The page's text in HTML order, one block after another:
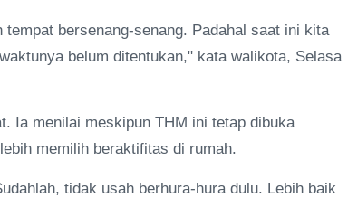
bersenang-senang. Padahal saat ini kita
belum ditentukan," kata walikota, Selasa
Ia menilai meskipun THM ini tetap dibuka
memilih beraktifitas di rumah.
tidak usah berhura-hura dulu. Lebih baik